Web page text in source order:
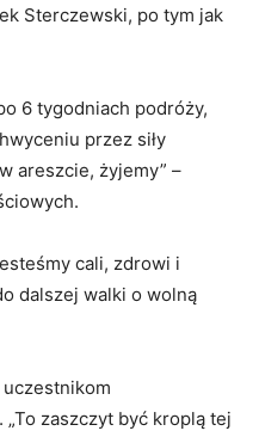
Sterczewski, po tym jak
6 tygodniach podróży,
przez siły
areszcie, żyjemy” –
cali, zdrowi i
dalszej walki o wolną
zaszczyt być kroplą tej